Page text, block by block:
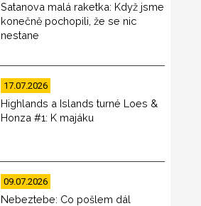
Satanova malá raketka: Když jsme
konečně pochopili, že se nic
nestane
17.07.2026
Highlands a Islands turné Loes &
Honza #1: K majáku
09.07.2026
Nebeztebe: Co pošlem dál